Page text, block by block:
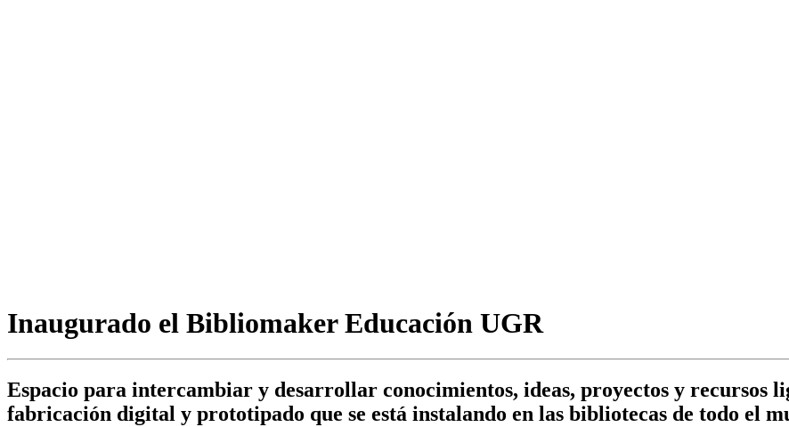
Inaugurado el Bibliomaker Educación UGR
Espacio para intercambiar y desarrollar conocimientos, ideas, proyectos y recursos
fabricación digital y prototipado que se está instalando en las bibliotecas de todo el